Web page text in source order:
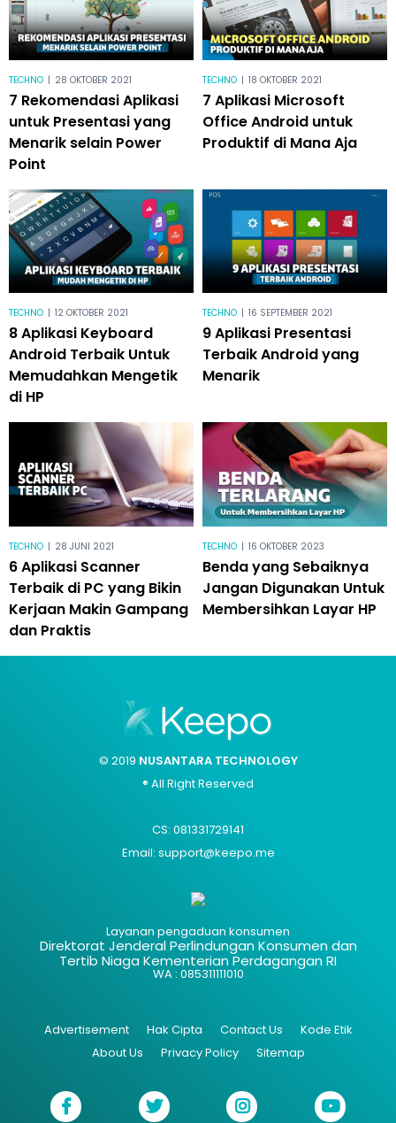
TECHNO | 28 OKTOBER 2021
7 Rekomendasi Aplikasi
untuk Presentasi yang
Menarik selain Power
Point
TECHNO | 18 OKTOBER 2021
7 Aplikasi Microsoft
Office Android untuk
Produktif di Mana Aja
TECHNO | 12 OKTOBER 2021
8 Aplikasi Keyboard
Android Terbaik Untuk
Memudahkan Mengetik
di HP
TECHNO | 16 SEPTEMBER 2021
9 Aplikasi Presentasi
Terbaik Android yang
Menarik
TECHNO | 28 JUNI 2021
6 Aplikasi Scanner
Terbaik di PC yang Bikin
Kerjaan Makin Gampang
dan Praktis
TECHNO | 16 OKTOBER 2023
Benda yang Sebaiknya
Jangan Digunakan Untuk
Membersihkan Layar HP
© 2019 NUSANTARA TECHNOLOGY
® All Right Reserved
CS: 081331729141
Email: support@keepo.me
Layanan pengaduan konsumen
Direktorat Jenderal Perlindungan Konsumen dan
Tertib Niaga Kementerian Perdagangan RI
WA : 085311111010
Advertisement Hak Cipta Contact Us
Kode Etik
About Us
Privacy Policy Sitemap